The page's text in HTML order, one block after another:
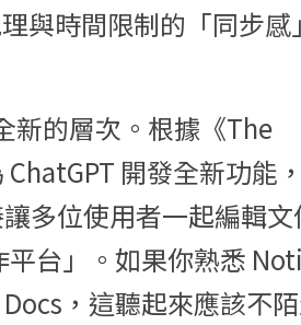
與時間限制的「同步感
新的層次。 根據《The
開發全新功能
多位使用者一起編輯文
台」。如果你熟悉
，這聽起來應該不陌